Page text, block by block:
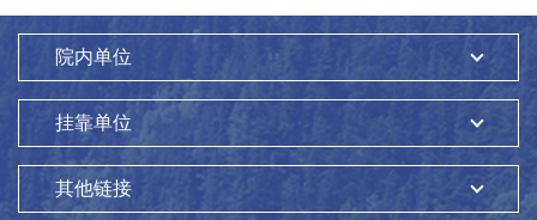
院内单位
挂靠单位
其他链接